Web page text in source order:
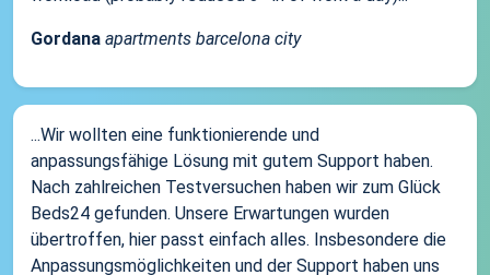
Gordana apartments barcelona city
...Wir wollten eine funktionierende und
anpassungsfähige Lösung mit gutem Support haben.
Nach zahlreichen Testversuchen haben wir zum Glück
Beds24 gefunden. Unsere Erwartungen wurden
übertroffen, hier passt einfach alles. Insbesondere die
Anpassungsmöglichkeiten und der Support haben uns